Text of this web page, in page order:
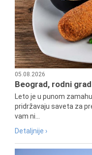
05.08.2026
Beograd, rodni
Leto je u punom
pridržavaju saveta za
vam ni...
Detaljnije ›